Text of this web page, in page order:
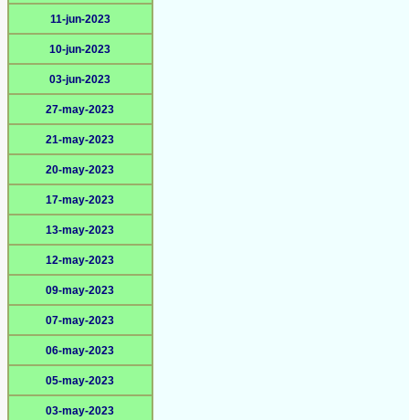
11-jun-2023
10-jun-2023
03-jun-2023
27-may-2023
21-may-2023
20-may-2023
17-may-2023
13-may-2023
12-may-2023
09-may-2023
07-may-2023
06-may-2023
05-may-2023
03-may-2023